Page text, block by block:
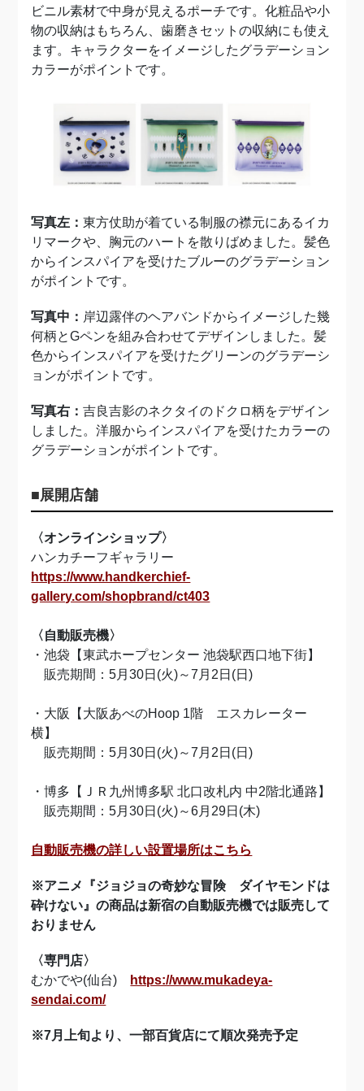
ビニル素材で中身が見えるポーチです。化粧品や小
物の収納はもちろん、歯磨きセットの収納にも使え
ます。キャラクターをイメージしたグラデーション
カラーがポイントです。
写真左：東方仗助が着ている制服の襟元にあるイカ
リマークや、胸元のハートを散りばめました。髪色
からインスパイアを受けたブルーのグラデーション
がポイントです。
写真中： 岸辺露伴のヘアバンドからイメージした幾
何柄とGペンを組み合わせてデザインしました。髪
色からインスパイアを受けたグリーンのグラデーシ
ョンがポイントです。
写真右：吉良吉影のネクタイのドクロ柄をデザイン
しました。洋服からインスパイアを受けたカラーの
グラデーションがポイントです。
■展開店舗
〈オンラインショップ〉
ハンカチーフギャラリー
https://www.handkerchief-
gallery.com/shopbrand/ct403
〈自動販売機〉
・池袋【東武ホープセンター 池袋駅西口地下街】
販売期間：5月30日(火)～7月2日(日)
・大阪【大阪あべのHoop 1階 エスカレーター
横】
販売期間：5月30日(火)～7月2日(日)
・博多【ＪＲ九州博多駅 北口改札内 中2階北通路】
販売期間：5月30日(火)～6月29日(木)
自動販売機の詳しい設置場所はこちら
※アニメ『ジョジョの奇妙な冒険 ダイヤモンドは
砕けない』の商品は新宿の自動販売機では販売して
おりません
〈専門店〉
むかでや(仙台)
https://www.mukadeya-
sendai.com/
※7月上旬より、一部百貨店にて順次発売予定